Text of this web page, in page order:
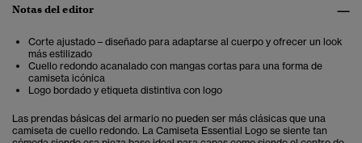
Notas del editor
Corte ajustado – diseñado para adaptarse al cuerpo y ofrecer un look
más estilizado
Cuello redondo acanalado con mangas cortas para una forma de
camiseta icónica
Logo bordado y etiqueta distintiva con logo
Las prendas básicas del armario no pueden ser más clásicas que una
camiseta de cuello redondo. La Camiseta Essential Logo se siente tan